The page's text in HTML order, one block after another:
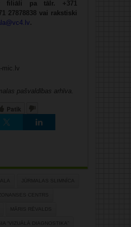
filiāli pa tālr.
+371
27878838 vai rakstiski
.
mic.lv
pašvaldības arhīva.
Patīk
JŪRMALAS SLIMNĪCA
CENTRS
MĀRIS RĒVALDS
SIA “VIZUĀLĀ DIAGNOSTIKA”